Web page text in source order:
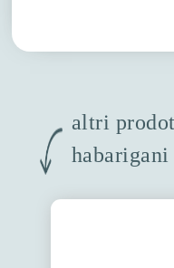
altri
habarigani